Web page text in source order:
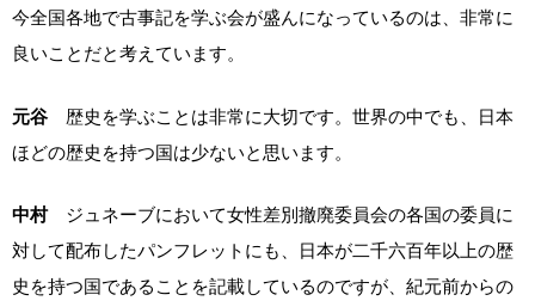
今全国各地で古事記を学ぶ会が盛んになっているのは、非常に
良いことだと考えています。
元谷 歴史を学ぶことは非常に大切です。世界の中でも、日本
ほどの歴史を持つ国は少ないと思います。
中村 ジュネーブにおいて女性差別撤廃委員会の各国の委員に
対して配布したパンフレットにも、日本が二千六百年以上の歴
史を持つ国であることを記載しているのですが、紀元前からの